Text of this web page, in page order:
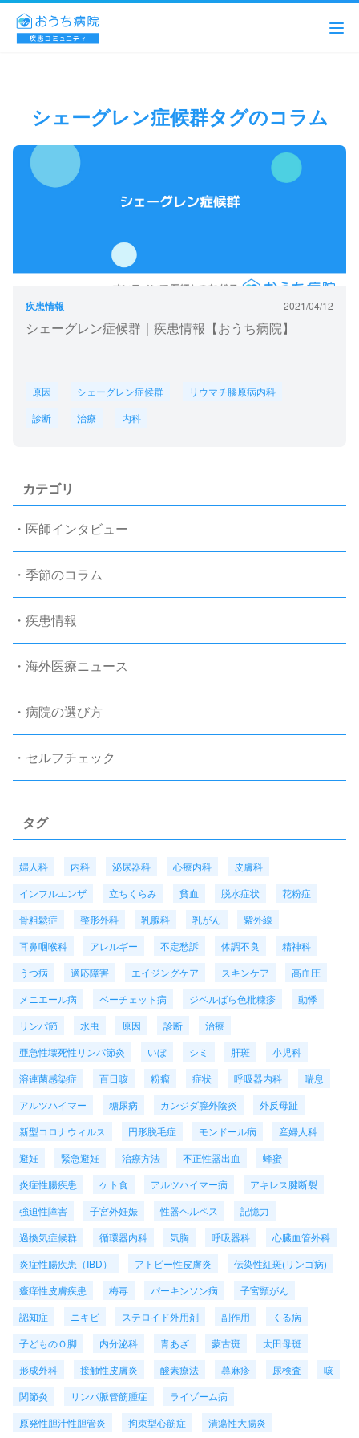
シェーグレン症候群タグのコラム
疾患情報 2021/04/12
シェーグレン症候群｜疾患情報【おうち病院】
原因 シェーグレン症候群
リウマチ膠原病内科
診断
治療 内科
カテゴリ
・医師インタビュー
・季節のコラム
・疾患情報
・海外医療ニュース
・病院の選び方
・セルフチェック
タグ
婦人科 内科 泌尿器科 心療内科
皮膚科
インフルエンザ
立ちくらみ 貧血 脱水症状
花粉症
骨粗鬆症
整形外科 乳腺科 乳がん
紫外線
耳鼻咽喉科
アレルギー 不定愁訴 体調不良
精神科
うつ病
適応障害 エイジングケア スキンケア
高血圧
メニエール病
ベーチェット病 ジベルばら色粃糠疹
動悸
リンパ節
水虫 原因 診断
治療
亜急性壊死性リンパ節炎
いぼ シミ 肝斑
小児科
溶連菌感染症
百日咳 粉瘤 症状 呼吸器内科
喘息
アルツハイマー
糖尿病 カンジダ膣外陰炎
外反母趾
新型コロナウィルス
円形脱毛症 モンドール病
産婦人科
避妊
緊急避妊 治療方法 不正性器出血
蜂蜜
炎症性腸疾患
ケト食 アルツハイマー病
アキレス腱断裂
強迫性障害
子宮外妊娠 性器ヘルペス
記憶力
過換気症候群
循環器内科 気胸 呼吸器科
心臓血管外科
炎症性腸疾患（IBD）
アトピー性皮膚炎
伝染性紅斑(リンゴ病)
瘙痒性皮膚疾患
梅毒 パーキンソン病
子宮頸がん
認知症
ニキビ ステロイド外用剤 副作用
くる病
子どものＯ脚
内分泌科 青あざ 蒙古斑
太田母斑
形成外科
接触性皮膚炎 酸素療法 蕁麻疹 尿検査
咳
関節炎
リンパ脈管筋腫症
ライゾーム病
原発性胆汁性胆管炎
拘束型心筋症 潰瘍性大腸炎